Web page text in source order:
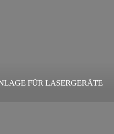
FÜR LASERGERÄTE
ZUR
IN DER